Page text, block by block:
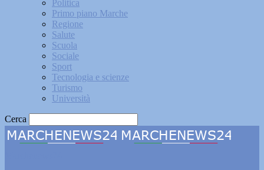
Politica
Primo piano Marche
Regione
Salute
Scuola
Sociale
Sport
Tecnologia e scienze
Turismo
Università
Cerca